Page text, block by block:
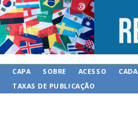
CAPA SOBRE ACESSO
TAXAS DE PUBLICAÇÃO